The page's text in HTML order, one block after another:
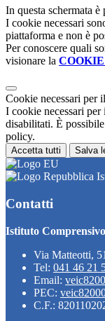
In questa schermata
I cookie necessari
piattaforma e non è
Per conoscere quali
visionare la
Cookie necessari per
I cookie necessari per
disabilitati. È
policy.
Accetta tutti Salva
Contatti
Istituto
Via Matteotti,
Tel: 041 46 21
Email:
PEC:
C.F.: